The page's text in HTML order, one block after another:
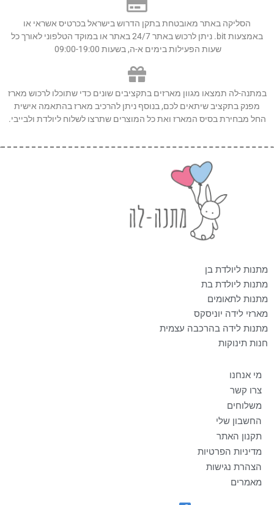
הסליקה באתר מאובטחת בתקן הדרוש בישראל בכרטיס אשראי או
באמצעות bit. ניתן לרכוש באתר 24/7 באתר או במוקד הטלפוני לאורך כל
שעות הפעילות בימים א-ה, בשעות 09:00-19:00
במתנה-לה תמצאו מגוון מארזים בתקציבים שונים כדי שתוכלו לרכוש מארז
מפנק בתקציב שיתאים לכם, בנוסף ניתן להרכיב מארז בהתאמה אישית
החל מבחירת בסיס המארז ואת כל המוצרים שתרצו לשלוח ליולדת ולבייבי.
מתנות ליולדת בן
מתנות ליולדת בת
מתנות לתאומים
מארזי לידה יוניסקס
מתנות לידה בהרכבה עצמית
חנות תינוקות
מי אנחנו
צרו קשר
משלוחים
החשבון שלי
תקנון האתר
מדיניות הפרטיות
הצהרת נגישות
מאמרים